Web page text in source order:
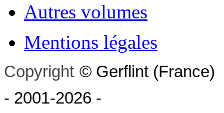
Autres volumes
Mentions légales
Copyright © Gerflint (France)
- 2001-2026 -